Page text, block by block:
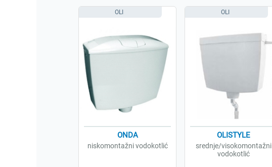
ONDA
niskomontažni vodokotlić
OLI
OLISTYLE
srednje/visokomontažni
vodokotlić
OLI